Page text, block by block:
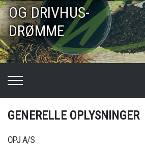
OG DRIVHUS-
DRØMME
GENERELLE OPLYSNINGER
OPJ A/S